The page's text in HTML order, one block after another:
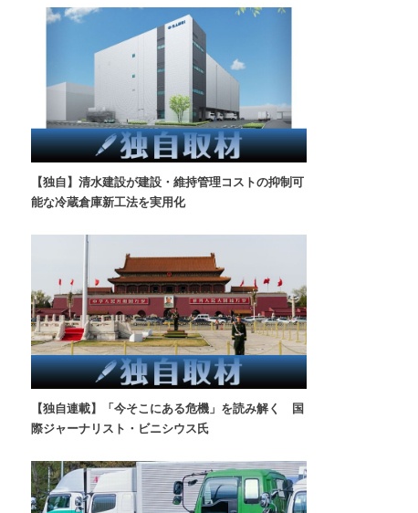
【独自】清水建設が建設・維持管理コストの抑制可
能な冷蔵倉庫新工法を実用化
【独自連載】「今そこにある危機」を読み解く 国
際ジャーナリスト・ビニシウス氏